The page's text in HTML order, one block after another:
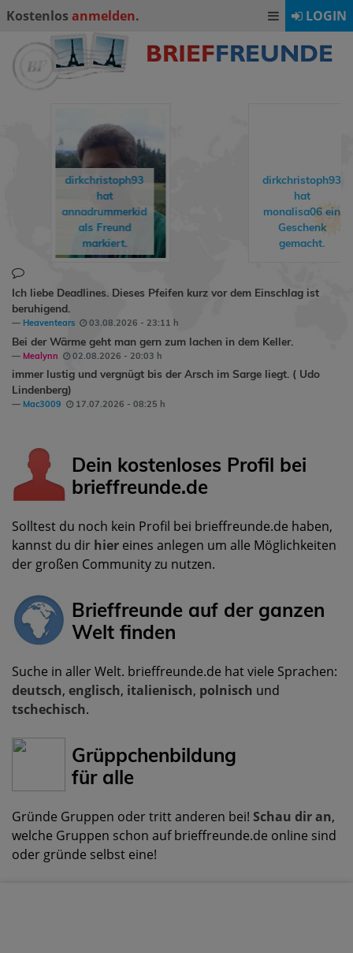
Kostenlos anmelden. LOGIN
dirkchristoph93
annadrummerkid
als Freund
markiert.
dirkchristoph93
monalisa06ein
Geschenk
gemacht.
Ich liebe Deadlines. Dieses Pfeifen kurz vor dem Einschlag ist
beruhigend.
Heaventears 03.08.2026 - 23:11 h
Bei der Wärme geht man gern zum lachen in dem Keller.
Mealynn 02.08.2026 - 20:03 h
immer lustig und vergnügt bis der Arsch im Sarge liegt. ( Udo
Lindenberg)
Mac3009 17.07.2026 - 08:25 h
Dein kostenloses Profil bei
brieffreunde.de
Solltest du noch kein Profil bei brieffreunde.de haben,
kannst du dir hier eines anlegen um alle Möglichkeiten
der großen Community zu nutzen.
Brieffreunde auf der ganzen
Welt finden
Suche in aller Welt. brieffreunde.de hat viele Sprachen:
deutsch, englisch, italienisch, polnisch und
tschechisch.
Grüppchenbildung
für alle
Gründe Gruppen oder tritt anderen bei! Schau dir an,
welche Gruppen schon auf brieffreunde.de online sind
oder gründe selbst eine!